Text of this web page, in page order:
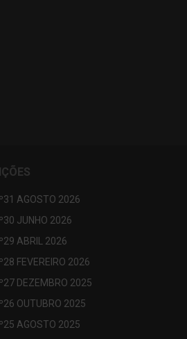
AGOSTO 2026
JUNHO 2026
ABRIL 2026
FEVEREIRO 2026
DEZEMBRO 2025
OUTUBRO 2025
AGOSTO 2025